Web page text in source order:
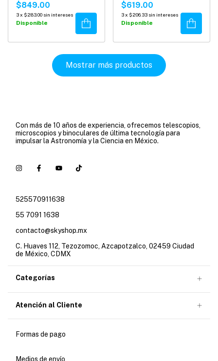
$849.00
3x $283.00 sin intereses
Disponible Comprar
$619.00
3x $206.33 sin intereses
Disponible Comprar
Mostrar más productos
Con más de 10 años de experiencia, ofrecemos telescopios,
microscopios y binoculares de última tecnología para
impulsar la Astronomía y la Ciencia en México.
525570911638
55 7091 1638
contacto@skyshop.mx
C. Huaves 112, Tezozomoc, Azcapotzalco, 02459 Ciudad
de México, CDMX
Categorías
Atención al Cliente
Formas de pago
Medios de envío